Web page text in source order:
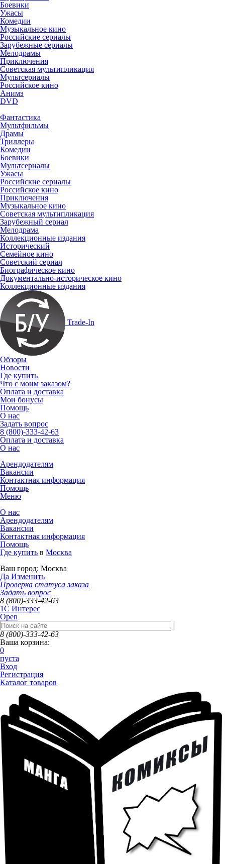
Боевики
Ужасы
Комедии
Музыкальное кино
Российские сериалы
Зарубежные сериалы
Мелодрамы
Приключения
Советская мультипликация
Мультсериалы
Российское кино
Анимэ
DVD
Фантастика
Мультфильмы
Драмы
Триллеры
Комедии
Боевики
Мультсериалы
Ужасы
Российские сериалы
Российское кино
Приключения
Музыкальное кино
Советская мультипликация
Зарубежный сериал
Мелодрама
Коллекционные издания
Исторический
Семейное кино
Советский сериал
Биографическое кино
Документально-историческое кино
Коллекционные издания
Trade-In
Обзоры
Новости
Где купить
Что с моим заказом?
Оплата и доставка
Мои бонусы
Помощь
О нас
Задать вопрос
8 (800)-333-42-63
Оплата и доставка
О нас
Арендодателям
Вакансии
Контактная информация
Помощь
Меню
О нас
Арендодателям
Вакансии
Контактная информация
Помощь
Где купить в Москва
Ваш город: Москва
Да Изменить
Проверка статуса заказа
Задать вопрос
8 (800)-333-42-63
1C Интерес
Open
8 (800)-333-42-63
Ваша корзина:
0
пуста
Вход
Регистрация
Каталог товаров